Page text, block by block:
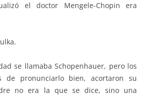
el doctor Mengele-Chopin era
se llamaba Schopenhauer, pero los
de pronunciarlo bien, acortaron su
no era la que se dice, sino una